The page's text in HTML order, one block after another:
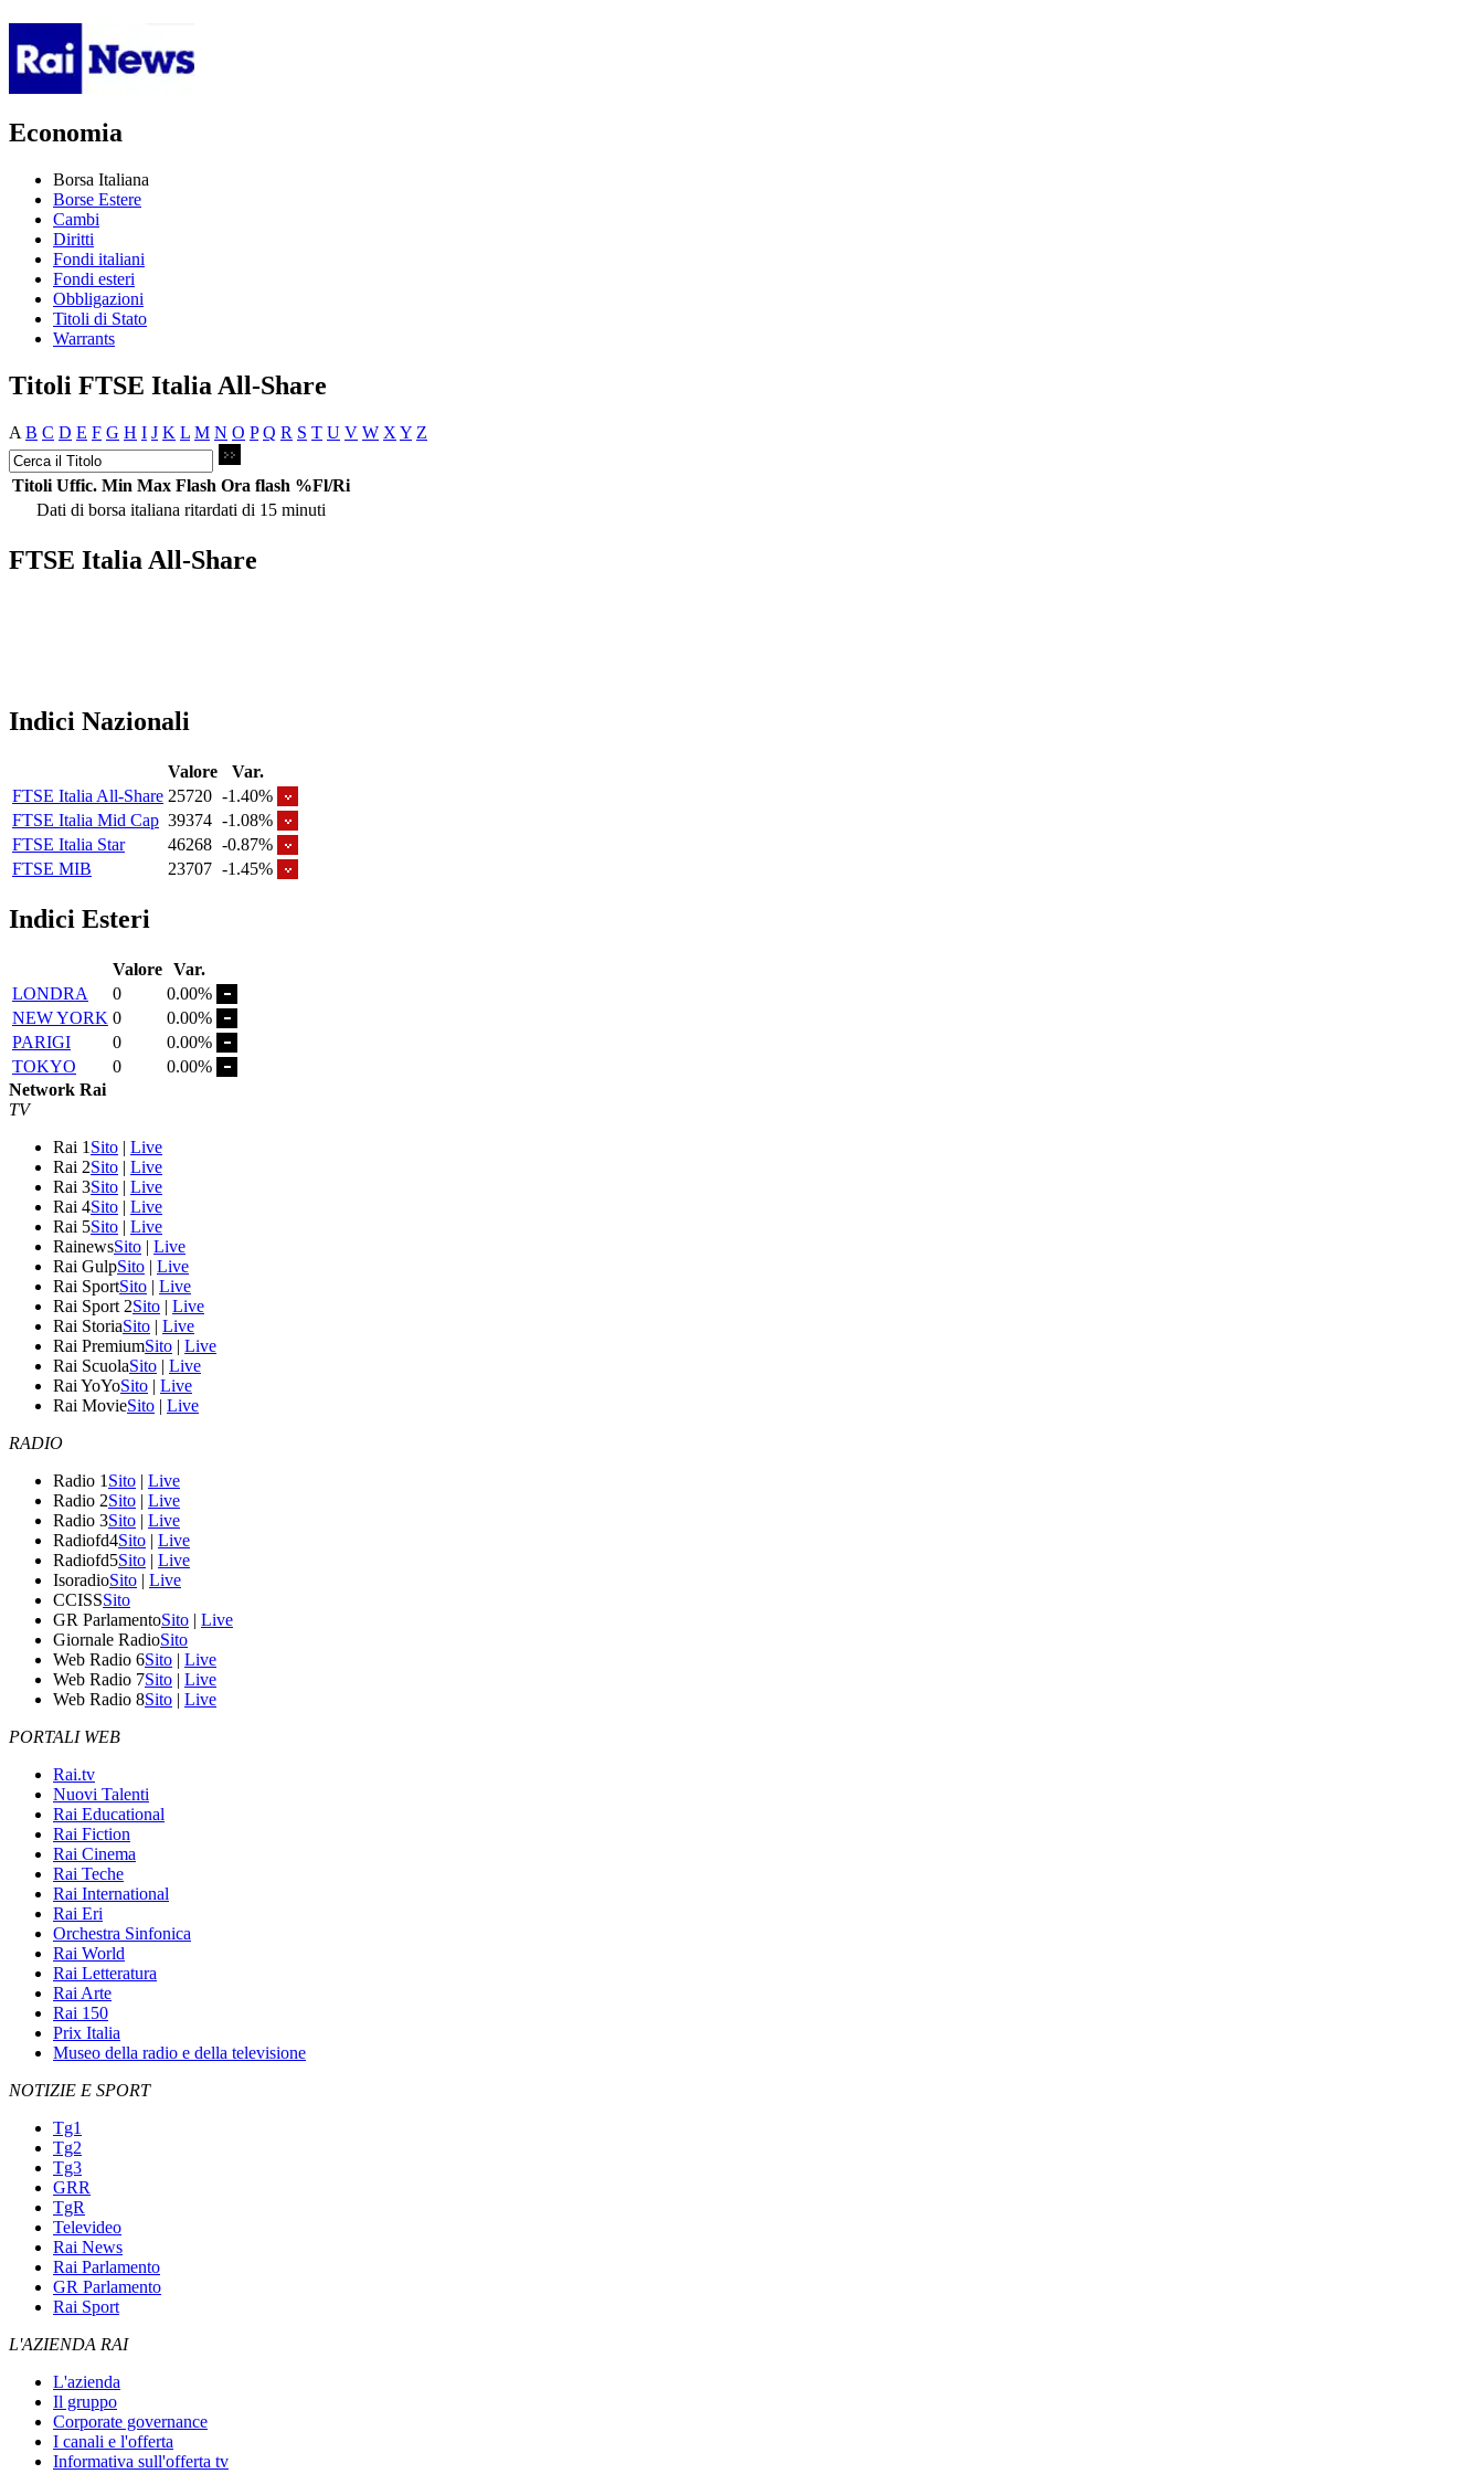
Economia
Borsa Italiana
Borse Estere
Cambi
Diritti
Fondi italiani
Fondi esteri
Obbligazioni
Titoli di Stato
Warrants
Titoli FTSE Italia All-Share
A B C D E F G H I J K L M N O P Q R S T U V W X Y Z
Titoli Uffic. Min Max Flash Ora flash %Fl/Ri
Dati di borsa italiana ritardati di 15 minuti
FTSE Italia All-Share
Indici Nazionali
Valore
Var.
FTSE Italia All-Share 25720 -1.40%
FTSE Italia Mid Cap 39374 -1.08%
FTSE Italia Star
46268 -0.87%
FTSE MIB
23707 -1.45%
Indici Esteri
Valore Var.
LONDRA
0
0.00%
NEW YORK 0
0.00%
PARIGI
0
0.00%
TOKYO
0
0.00%
Network Rai
TV
Rai 1 Sito | Live
Rai 2Sito | Live
Rai 3Sito | Live
Rai 4Sito | Live
Rai 5Sito | Live
RainewsSito | Live
Rai GulpSito | Live
Rai SportSito | Live
Rai Sport 2Sito | Live
Rai StoriaSito | Live
Rai PremiumSito | Live
Rai ScuolaSito | Live
Rai YoYoSito | Live
Rai MovieSito | Live
RADIO
Radio 1 Sito | Live
Radio 2Sito | Live
Radio 3Sito | Live
Radiofd4Sito | Live
Radiofd5Sito | Live
IsoradioSito | Live
CCISSSito
GR ParlamentoSito | Live
Giornale RadioSito
Web Radio 6Sito | Live
Web Radio 7Sito | Live
Web Radio 8Sito | Live
PORTALI WEB
Rai.tv
Nuovi Talenti
Rai Educational
Rai Fiction
Rai Cinema
Rai Teche
Rai International
Rai Eri
Orchestra Sinfonica
Rai World
Rai Letteratura
Rai Arte
Rai 150
Prix Italia
Museo della radio e della televisione
NOTIZIE E SPORT
Tg1
Tg2
Tg3
GRR
TgR
Televideo
Rai News
Rai Parlamento
GR Parlamento
Rai Sport
L'AZIENDA RAI
L'azienda
Il gruppo
Corporate governance
I canali e l'offerta
Informativa sull'offerta tv